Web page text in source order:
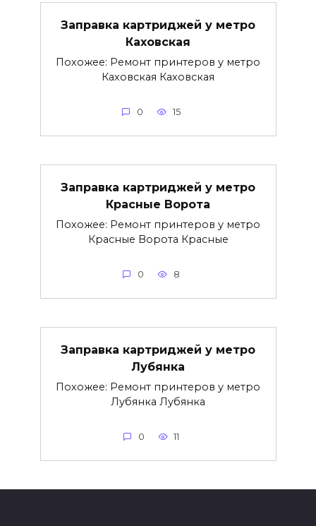
Заправка картриджей у метро
Каховская
Похожее: Ремонт принтеров у метро
Каховская Каховская
0 15
Заправка картриджей у метро
Красные Ворота
Похожее: Ремонт принтеров у метро
Красные Ворота Красные
0 8
Заправка картриджей у метро
Лубянка
Похожее: Ремонт принтеров у метро
Лубянка Лубянка
0 11